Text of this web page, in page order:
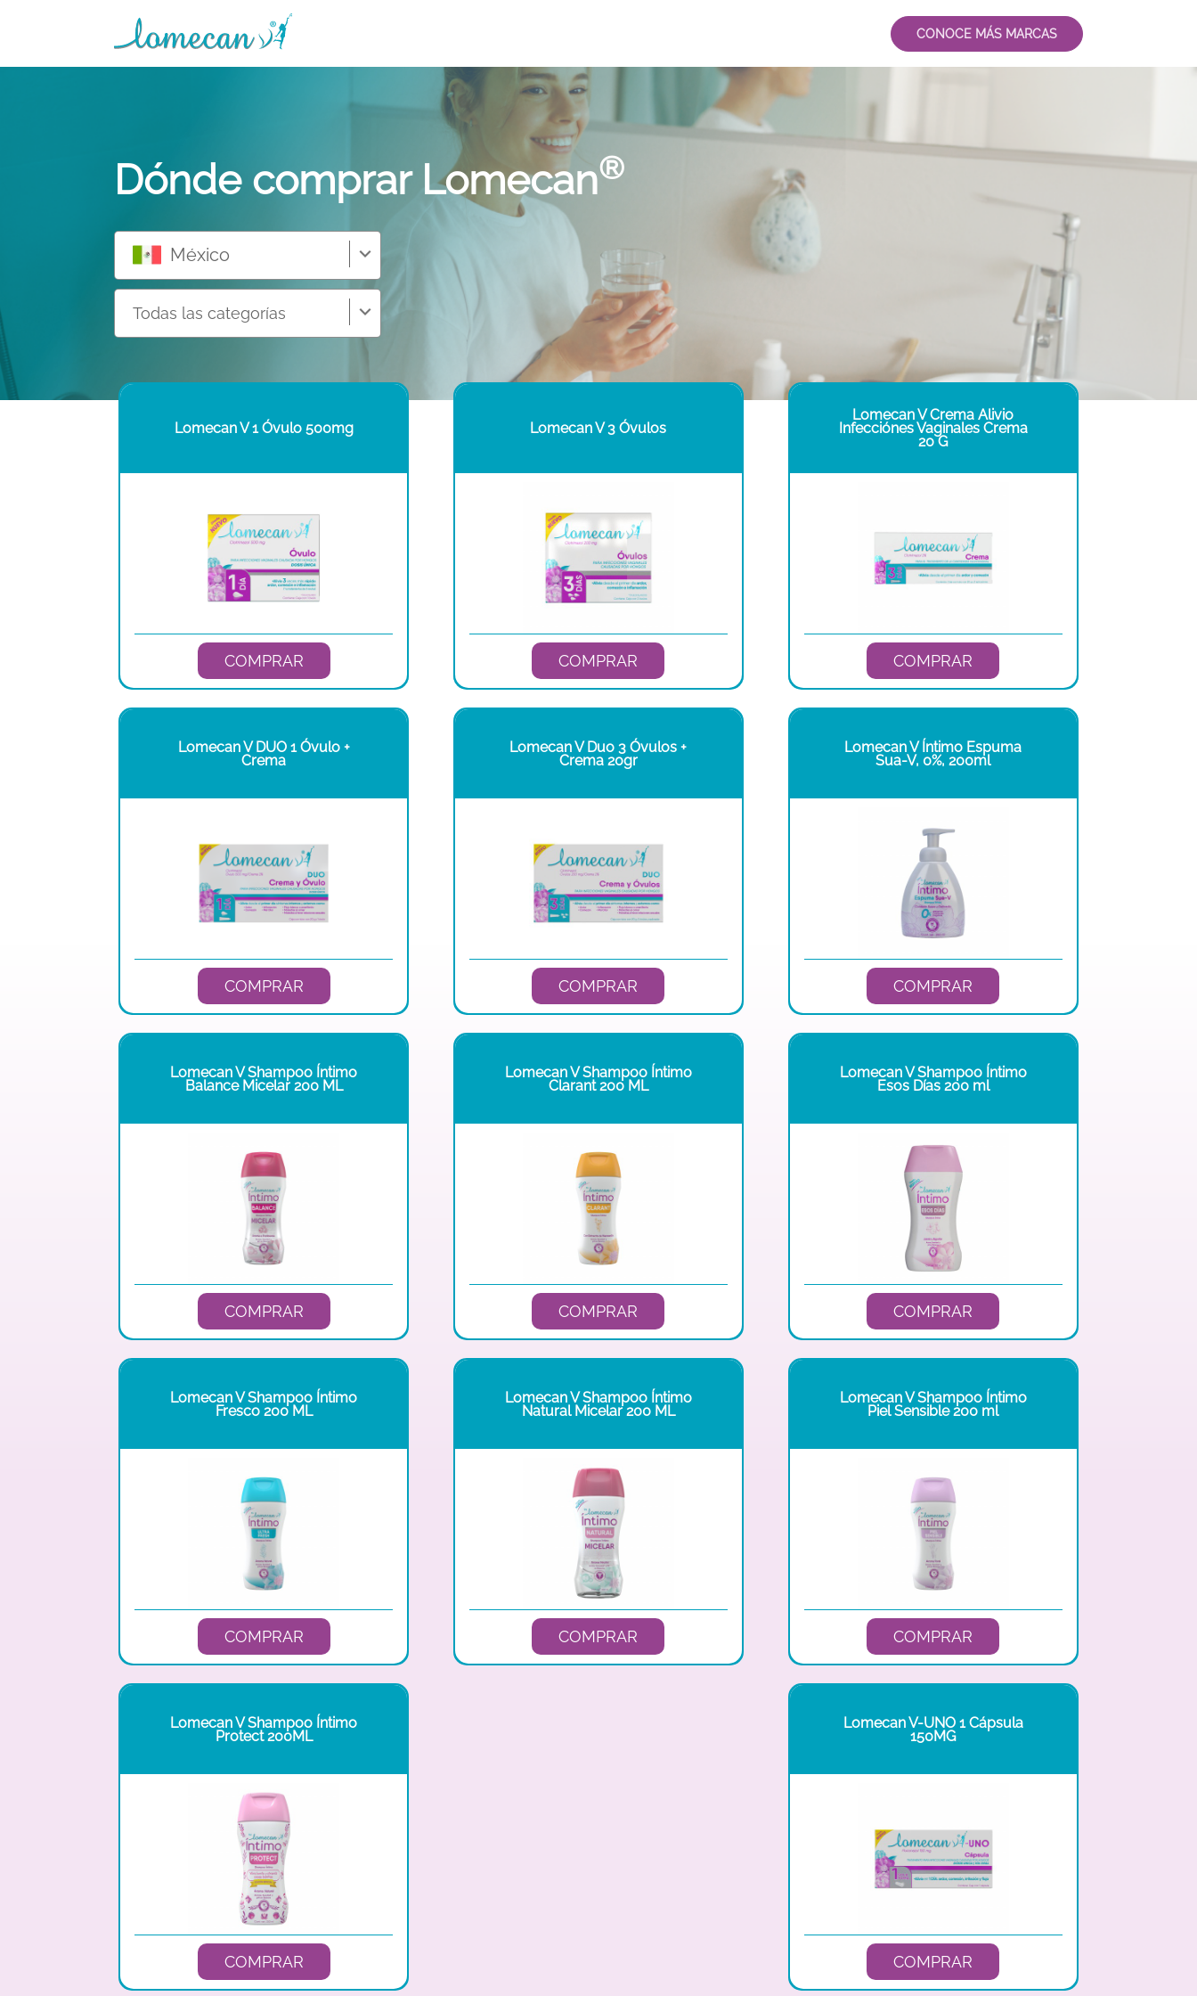
CONOCE MÁS MARCAS
Dónde comprar Lomecan®
México
Todas las categorías
Lomecan V 1 Óvulo 500mg
COMPRAR
Lomecan V 3 Óvulos
COMPRAR
Lomecan V Crema Alivio
Infecciónes Vaginales Crema
20 G
COMPRAR
Lomecan V DUO 1 Óvulo +
Crema
COMPRAR
Lomecan V Duo 3 Óvulos +
Crema 20gr
COMPRAR
Lomecan V Íntimo Espuma
Sua-V, 0%, 200ml
COMPRAR
Lomecan V Shampoo Íntimo
Balance Micelar 200 ML
COMPRAR
Lomecan V Shampoo Íntimo
Clarant 200 ML
COMPRAR
Lomecan V Shampoo Íntimo
Esos Días 200 ml
COMPRAR
Lomecan V Shampoo Íntimo
Fresco 200 ML
COMPRAR
Lomecan V Shampoo Íntimo
Natural Micelar 200 ML
COMPRAR
Lomecan V Shampoo Íntimo
Piel Sensible 200 ml
COMPRAR
Lomecan V Shampoo Íntimo
Protect 200ML
COMPRAR
Lomecan V-UNO 1 Cápsula
150MG
COMPRAR